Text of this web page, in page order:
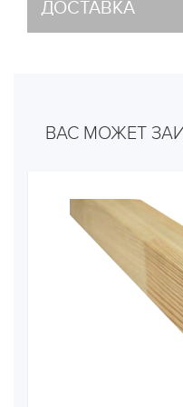
ДОСТАВКА
ВАС МОЖЕТ